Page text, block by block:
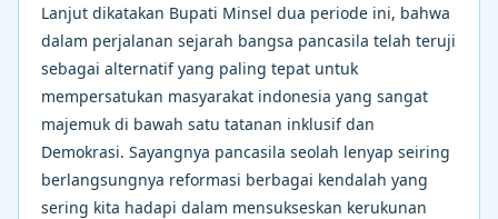
Lanjut dikatakan Bupati Minsel dua periode ini, bahwa
dalam perjalanan sejarah bangsa pancasila telah teruji
sebagai alternatif yang paling tepat untuk
mempersatukan masyarakat indonesia yang sangat
majemuk di bawah satu tatanan inklusif dan
Demokrasi. Sayangnya pancasila seolah lenyap seiring
berlangsungnya reformasi berbagai kendalah yang
sering kita hadapi dalam mensukseskan kerukunan